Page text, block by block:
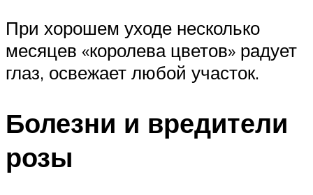
При хорошем уходе несколько
месяцев «королева цветов» радует
глаз, освежает любой участок.
Болезни и вредители
розы